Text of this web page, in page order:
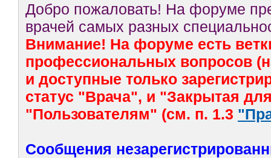
Добро пожаловать! На форуме
врачей самых разных
Внимание! На форуме есть
профессиональных вопросов
и доступные только
статус "Врача", и "Закрытая
"Пользователям" (см. п. 1.3
Сообщения